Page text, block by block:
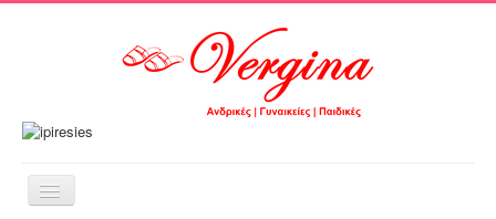
Εναλλαγή
πλοήγησης